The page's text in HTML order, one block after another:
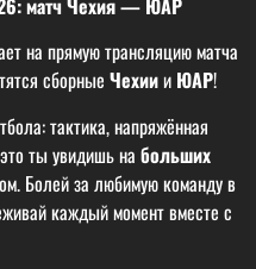
матч Чехия — ЮАР
на прямую трансляцию матча
сборные Чехиии ЮАР!
тактика, напряжённая
ты увидишь на больших
Болей за любимую команду в
каждый момент вместе с